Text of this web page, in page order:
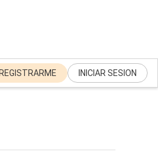
REGISTRARME INICIAR SESION